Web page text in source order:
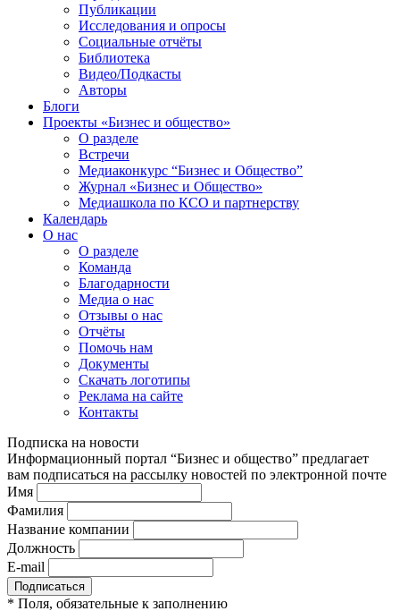
Публикации
Исследования и опросы
Социальные отчёты
Библиотека
Видео/Подкасты
Авторы
Блоги
Проекты «Бизнес и общество»
О разделе
Встречи
Медиаконкурс “Бизнес и Общество”
Журнал «Бизнес и Общество»
Медиашкола по КСО и партнерству
Календарь
О нас
О разделе
Команда
Благодарности
Медиа о нас
Отзывы о нас
Отчёты
Помочь нам
Документы
Скачать логотипы
Реклама на сайте
Контакты
Подписка на новости
Информационный портал “Бизнес и общество” предлагает
вам подписаться на рассылку новостей по электронной почте
Имя
Фамилия
Название компании
Должность
E-mail
* Поля, обязательные к заполнению